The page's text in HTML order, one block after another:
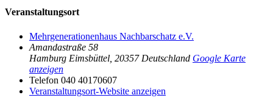
Veranstaltungsort
Mehrgenerationenhaus Nachbarschatz e.V.
Amandastraße 58
Hamburg Eimsbüttel 20357 Deutschland Google Karte
anzeigen
Telefon 040 40170607
Veranstaltungsort-Website anzeigen